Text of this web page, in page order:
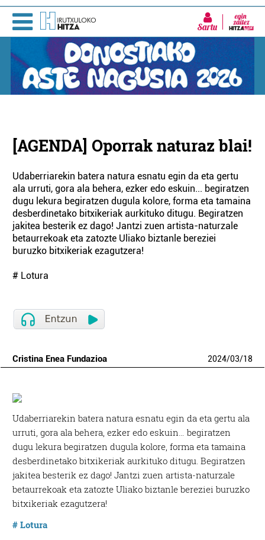
Sartu
[AGENDA] Oporrak naturaz blai!
Udaberriarekin batera natura esnatu egin da eta gertu
ala urruti, gora ala behera, ezker edo eskuin... begiratzen
dugu lekura begiratzen dugula kolore, forma eta tamaina
desberdinetako bitxikeriak aurkituko ditugu. Begiratzen
jakitea besterik ez dago! Jantzi zuen artista-naturzale
betaurrekoak eta zatozte Uliako biztanle bereziei
buruzko bitxikeriak ezagutzera!
# Lotura
Cristina Enea Fundazioa 2024/03/18
Udaberriarekin batera natura esnatu egin da eta gertu ala
urruti, gora ala behera, ezker edo eskuin… begiratzen
dugu lekura begiratzen dugula kolore, forma eta tamaina
desberdinetako bitxikeriak aurkituko ditugu. Begiratzen
jakitea besterik ez dago! Jantzi zuen artista-naturzale
betaurrekoak eta zatozte Uliako biztanle bereziei buruzko
bitxikeriak ezagutzera!
# Lotura